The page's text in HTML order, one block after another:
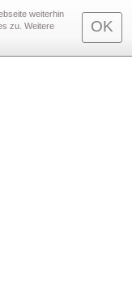
weiterhin
zu. Weitere
OK